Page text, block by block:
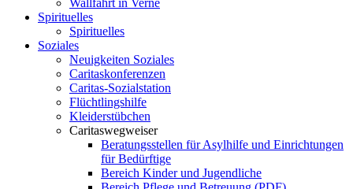
Wallfahrt in Verne
Spirituelles
Spirituelles
Soziales
Neuigkeiten Soziales
Caritaskonferenzen
Caritas-Sozialstation
Flüchtlingshilfe
Kleiderstübchen
Caritaswegweiser
Beratungsstellen für Asylhilfe und Einrichtungen
für Bedürftige
Bereich Kinder und Jugendliche